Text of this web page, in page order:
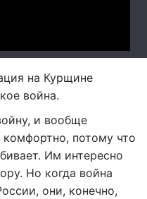
на Курщине
война.
и вообще
комфортно, потому что
Им интересно
Но когда война
они, конечно,